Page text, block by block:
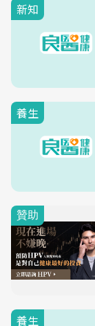
新知
養生
養生